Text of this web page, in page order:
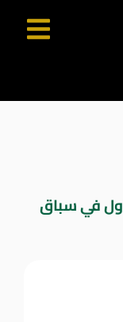
في سباق